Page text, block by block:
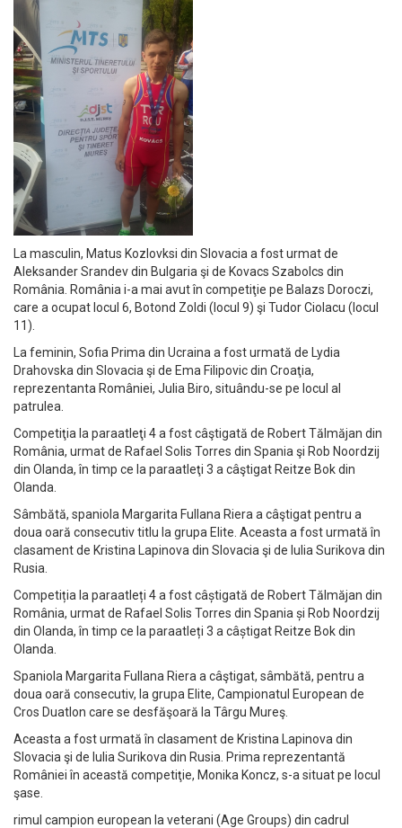
La masculin, Matus Kozlovksi din Slovacia a fost urmat de
Aleksander Srandev din Bulgaria şi de Kovacs Szabolcs din
România. România i-a mai avut în competiţie pe Balazs Doroczi,
care a ocupat locul 6, Botond Zoldi (locul 9) şi Tudor Ciolacu (locul
11).
La feminin, Sofia Prima din Ucraina a fost urmată de Lydia
Drahovska din Slovacia şi de Ema Filipovic din Croaţia,
reprezentanta României, Julia Biro, situându-se pe locul al
patrulea.
Competiţia la paraatleţi 4 a fost câştigată de Robert Tălmăjan din
România, urmat de Rafael Solis Torres din Spania şi Rob Noordzij
din Olanda, în timp ce la paraatleţi 3 a câştigat Reitze Bok din
Olanda.
Sâmbătă, spaniola Margarita Fullana Riera a câştigat pentru a
doua oară consecutiv titlu la grupa Elite. Aceasta a fost urmată în
clasament de Kristina Lapinova din Slovacia şi de Iulia Surikova din
Rusia.
Competiția la paraatleți 4 a fost câștigată de Robert Tălmăjan din
România, urmat de Rafael Solis Torres din Spania și Rob Noordzij
din Olanda, în timp ce la paraatleți 3 a câștigat Reitze Bok din
Olanda.
Spaniola Margarita Fullana Riera a câştigat, sâmbătă, pentru a
doua oară consecutiv, la grupa Elite, Campionatul European de
Cros Duatlon care se desfăşoară la Târgu Mureş.
Aceasta a fost urmată în clasament de Kristina Lapinova din
Slovacia şi de Iulia Surikova din Rusia. Prima reprezentantă
României în această competiţie, Monika Koncz, s-a situat pe locul
şase.
rimul campion european la veterani (Age Groups) din cadrul